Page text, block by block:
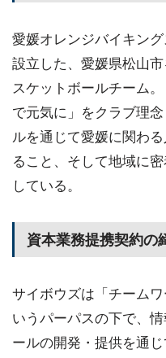
愛媛オレンジバイキン
設立した、愛媛県松山
スケットボールチーム
で元気に」をクラブ理
ルを通じて愛媛に関わ
ること、そして地域に
している。
資本業務提携契約の
サイボウズは「チーム
いうパーパスの下で、
ールの開発・提供を通